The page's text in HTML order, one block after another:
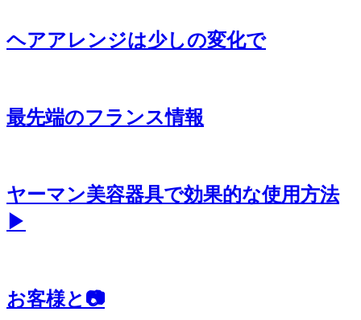
ヘアアレンジは少しの変化で
最先端のフランス情報
ヤーマン美容器具で効果的な使用方法
▶
お客様と📷